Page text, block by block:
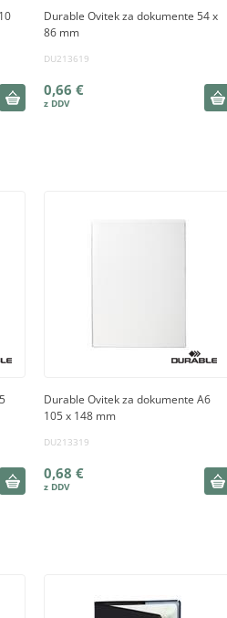
Durable Ovitek za dokumente 54 x
86 mm
DU213619
0,66 €
Durable Ovitek za dokumente A6
105 x 148 mm
DU213319
0,68 €